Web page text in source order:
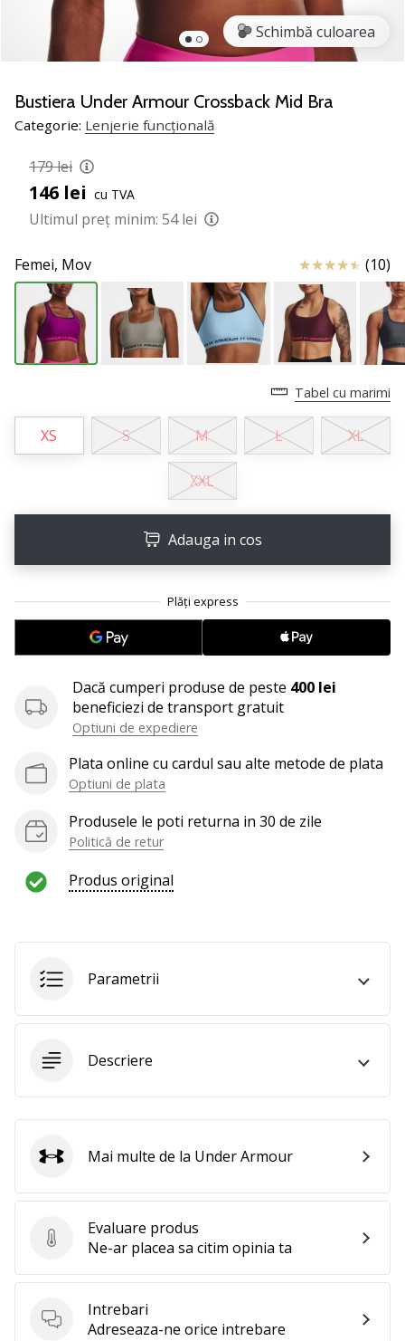
baschet
un
fan
al
ca
și
noi?
nouă
Ambasador
al
brandului.
Afiseaza
toate
Schimbă culoarea
Bustiera Under Armour Crossback Mid Bra
Categorie: Lenjerie funcțională
179 lei
146 lei cu TVA
Ultimul preț minim: 54 lei
Femei, Mov Review (10)
Tabel cu marimi
XS S M L XL
XXL
Adauga in cos
Dacă cumperi produse de peste 400 lei
beneficiezi de transport gratuit
Optiuni de expediere
Plata online cu cardul sau alte metode de plata
Optiuni de plata
Produsele le poti returna in 30 de zile
Politică de retur
Produs original
Parametrii
Descriere
Evaluare produs
Evaluare produs
Ne-ar placea sa citim opinia ta
Intrebari
Intrebari
Adreseaza-ne orice intrebare
Under Armour
Mai multe de la Under Armour